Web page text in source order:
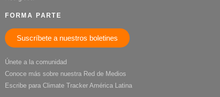
FORMA PARTE
Suscríbete a nuestros boletines
Únete a la comunidad
Conoce más sobre nuestra Red de Medios
Escribe para Climate Tracker América Latina